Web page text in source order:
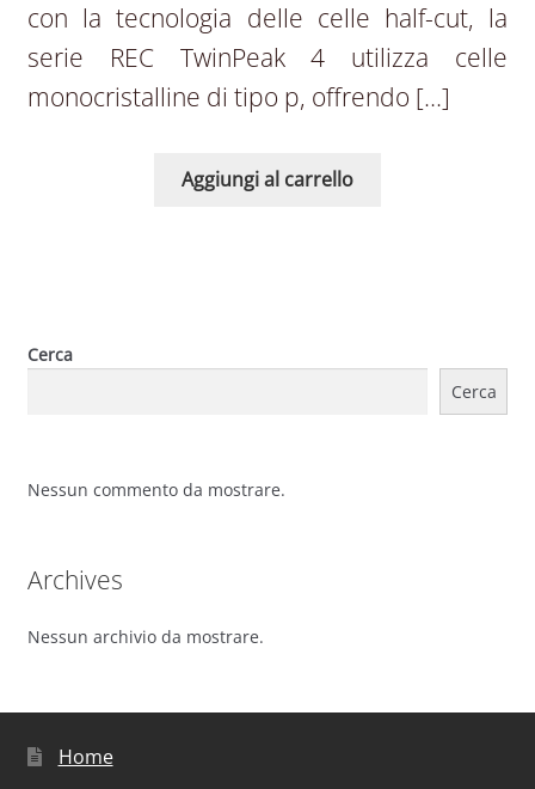
con la tecnologia delle celle half-cut, la
serie REC TwinPeak 4 utilizza celle
monocristalline di tipo p, offrendo […]
Aggiungi al carrello
Cerca
Cerca
Nessun commento da mostrare.
Archives
Nessun archivio da mostrare.
Home